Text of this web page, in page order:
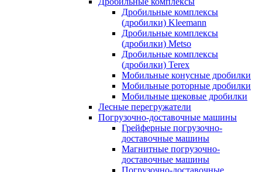
Дробильные комплексы
(дробилки) Kleemann
Дробильные комплексы
(дробилки) Metso
Дробильные комплексы
(дробилки) Terex
Мобильные конусные дробилки
Мобильные роторные дробилки
Мобильные щековые дробилки
Лесные перегружатели
Погрузочно-доставочные машины
Грейферные погрузочно-
доставочные машины
Магнитные погрузочно-
доставочные машины
Погрузочно-доставочные